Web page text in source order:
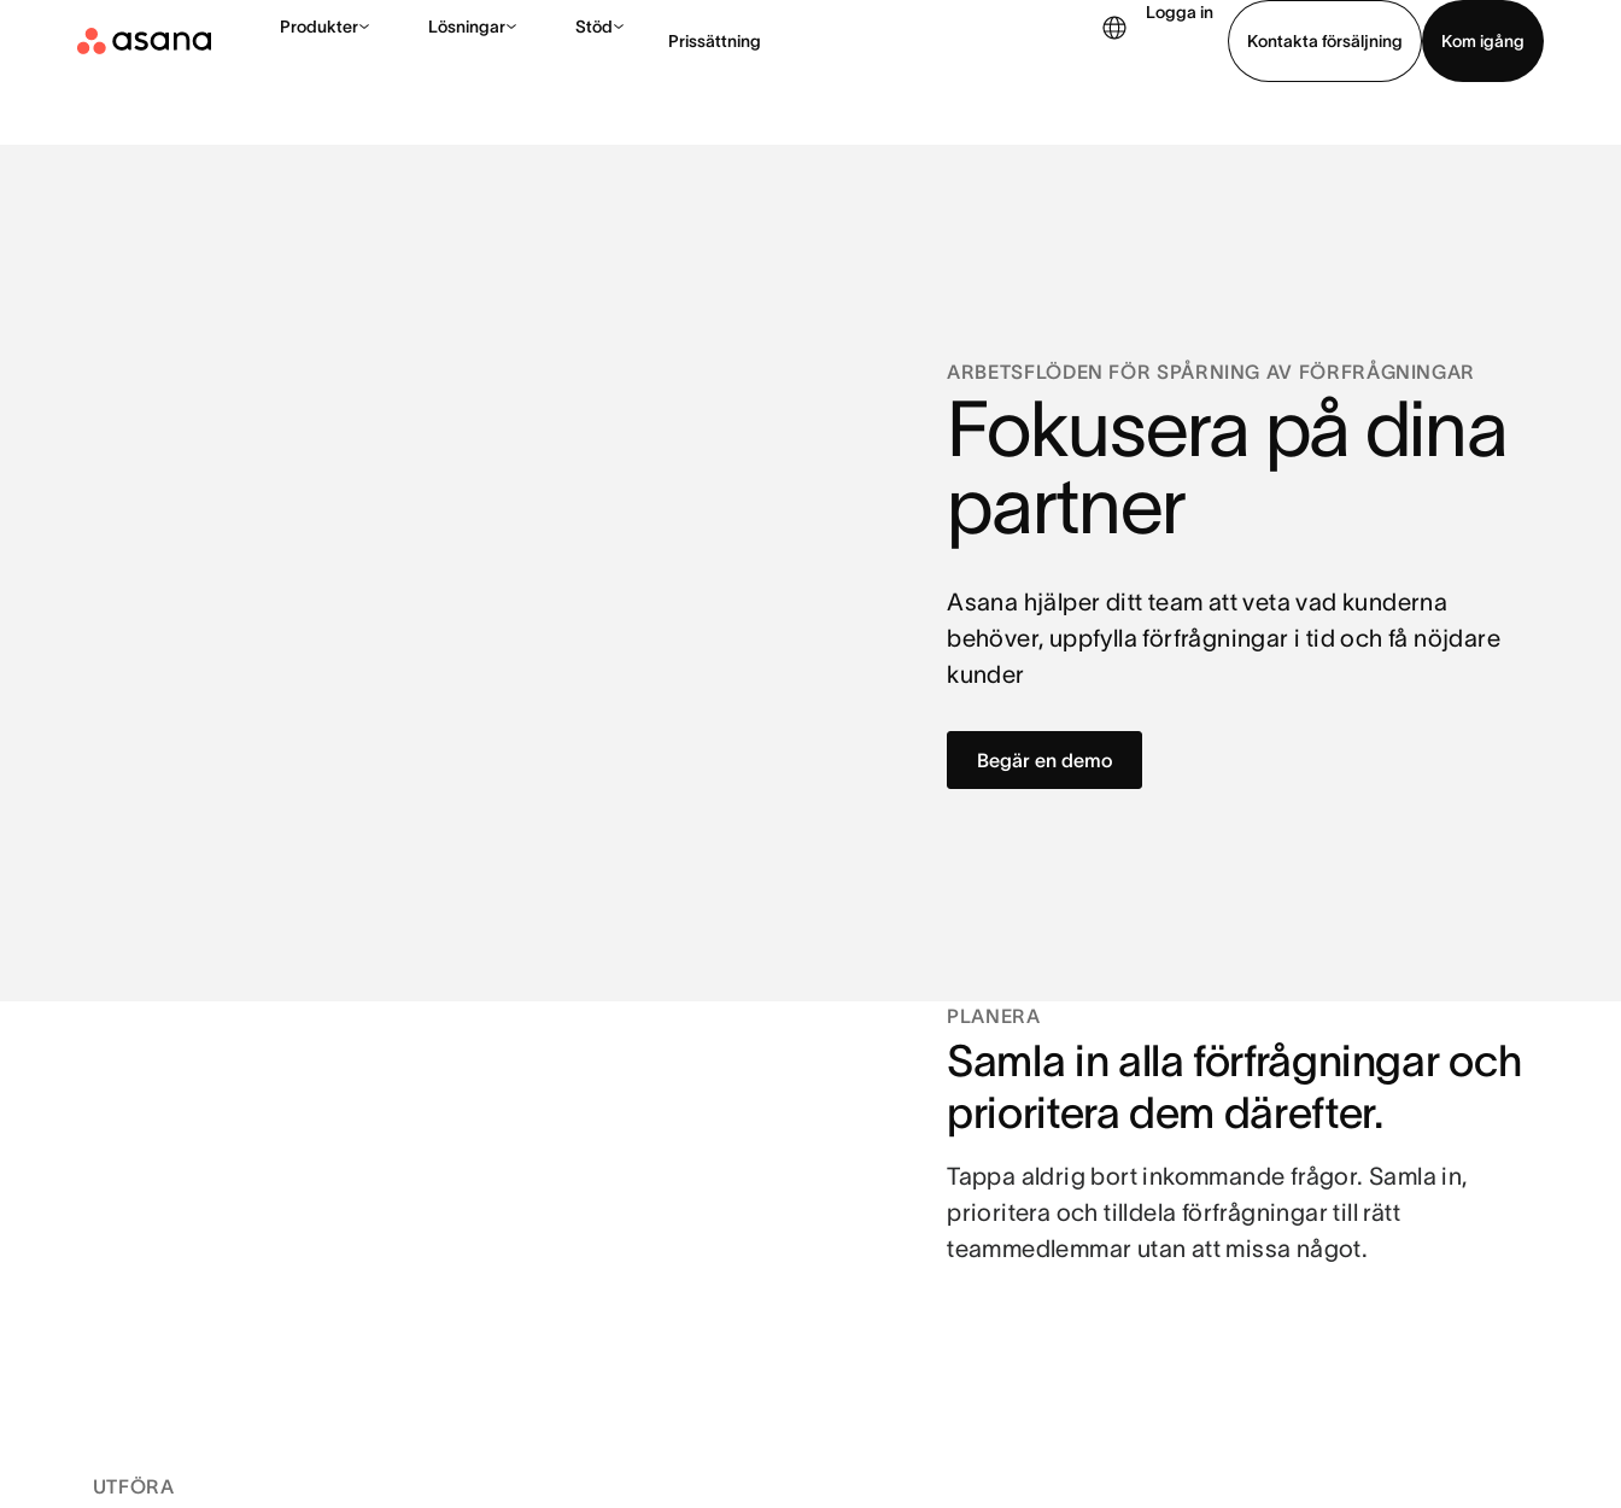
Produkter Lösningar Stöd
Prissättning
Logga in
Kontakta försäljning
Kom igång
ARBETSFLÖDEN FÖR SPÅRNING AV FÖRFRÅGNINGAR
Fokusera på dina
partner
Asana hjälper ditt team att veta vad kunderna
behöver, uppfylla förfrågningar i tid och få nöjdare
kunder
Begär en demo
PLANERA
Samla in alla förfrågningar och
prioritera dem därefter.
Tappa aldrig bort inkommande frågor. Samla in,
prioritera och tilldela förfrågningar till rätt
teammedlemmar utan att missa något.
UTFÖRA